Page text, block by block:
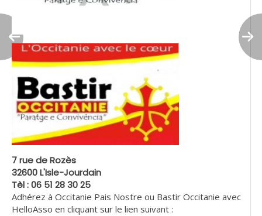
7 rue de Rozès
32600 L'Isle-Jourdain
Tèl : 06 51 28 30 25
Adhérez à Occitanie Pais Nostre ou Bastir Occitanie avec
HelloAsso en cliquant sur le lien suivant :